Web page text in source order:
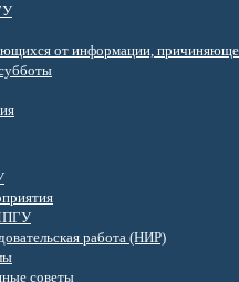
от информации,
работа (НИР)
советы